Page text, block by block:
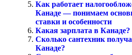
Как работает
Канаде — понимаем
ставки и особенности
Какая зарплата в Канаде?
Сколько сантехник
Канаде?